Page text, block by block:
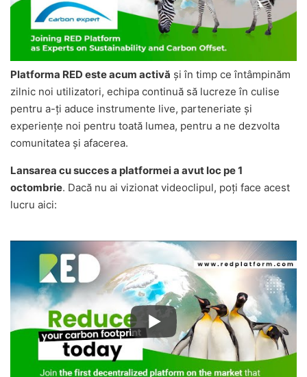
Platforma RED este acum activă și în timp ce întâmpinăm
zilnic noi utilizatori, echipa continuă să lucreze în culise
pentru a-ți aduce instrumente live, parteneriate și
experiențe noi pentru toată lumea, pentru a ne dezvolta
comunitatea și afacerea.
Lansarea cu succes a platformei a avut loc pe 1
octombrie. Dacă nu ai vizionat videoclipul, poți face acest
lucru aici: